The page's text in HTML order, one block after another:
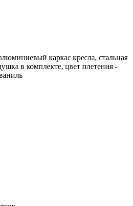
каркас кресла, стальная
в комплекте, цвет плетения -